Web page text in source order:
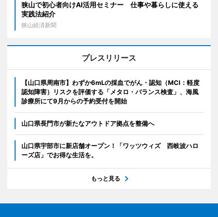
狭山で初心者向けAI活用セミナー 仕事や暮らしに使える
実践法紹介
狭山経済新聞
プレスリリース
【山口県周南市】わずか6mLの採血でがん・認知（MCI：軽度
認知障害）リスクを評価する「メタロ・バランス検査」、海風
診療所にて9月からの予約受付を開始
山口県長門市が新たなアウトドア拠点を整備へ
山口県宇部市に新店舗オープン！「ワッツウィズ 西岐波ハロ
ーズ店」でお得な生活を。
もっと見る